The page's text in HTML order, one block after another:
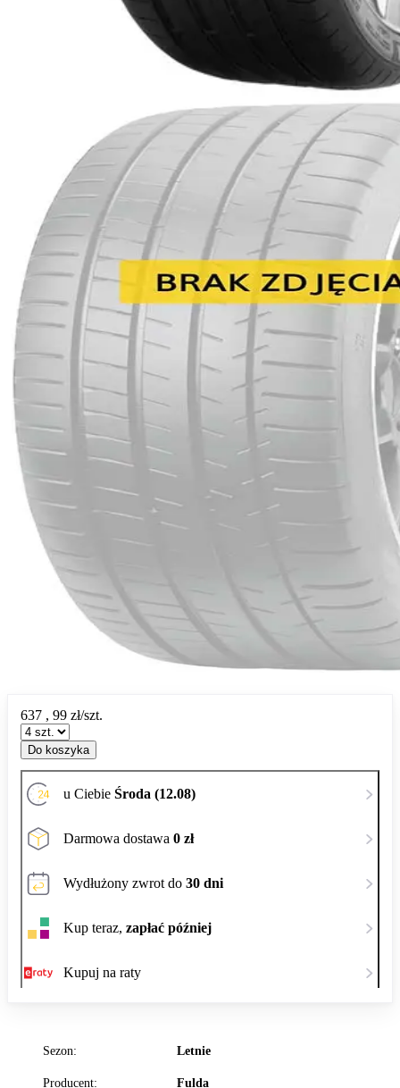
Sezon: Letnie
Producent: Fulda
637 , 99 zł/szt.
Do koszyka
u Ciebie Środa (12.08)
Darmowa dostawa 0 zł
Wydłużony zwrot do 30 dni
Kup teraz, zapłać później
Kupuj na raty